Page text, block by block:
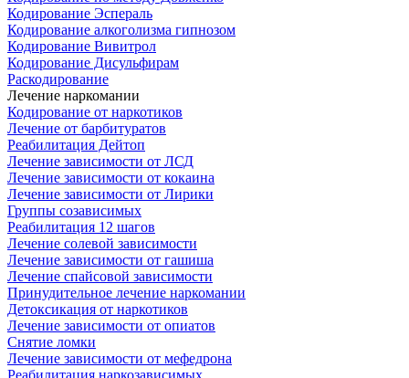
Кодирование Эспераль
Кодирование алкоголизма гипнозом
Кодирование Вивитрол
Кодирование Дисульфирам
Раскодирование
Лечение наркомании
Кодирование от наркотиков
Лечение от барбитуратов
Реабилитация Дейтоп
Лечение зависимости от ЛСД
Лечение зависимости от кокаина
Лечение зависимости от Лирики
Группы созависимых
Реабилитация 12 шагов
Лечение солевой зависимости
Лечение зависимости от гашиша
Лечение спайсовой зависимости
Принудительное лечение наркомании
Детоксикация от наркотиков
Лечение зависимости от опиатов
Снятие ломки
Лечение зависимости от мефедрона
Реабилитация наркозависимых